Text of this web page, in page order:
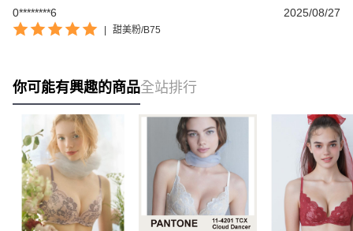
0********6
2025/08/27
甜美粉/B75
你可能有興趣的商品全站排行